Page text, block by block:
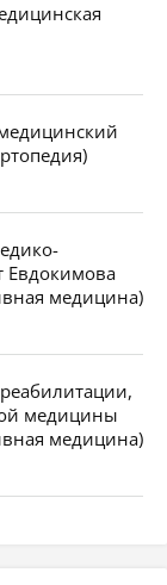
Евдокимова
медицина)
медицины
медицина)